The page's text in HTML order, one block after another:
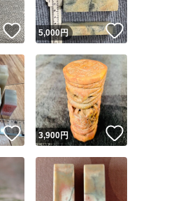
いいね！
5,000円 いいね！
いいね！
3,900円 いいね！